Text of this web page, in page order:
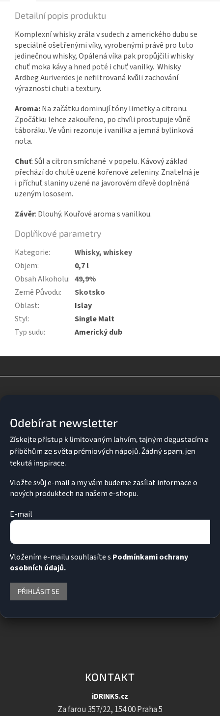
Detailní popis produktu
Komplexní whisky zrála v sudech z amerického dubu se
speciálně ošetřenými víky, vyrobenými právě pro tuto
jedinečnou whisky, Opálená víka pak propůjčili whisky
chuť moka kávy a hned poté i chuť vanilky. Whisky
Ardbeg Auriverdes je nefiltrovaná kvůli zachování
výraznosti chuti a textury.
Aroma:Na začátku dominují tóny limetky a citronu.
Zpočátku lehce zakouřeno, po chvíli prostupuje vůně
táboráku. Ve vůni rezonuje i vanilka a jemná bylinková
nota.
Chuť: Sůl a citron smíchané v popelu. Kávový základ
přechází do chutě uzené kořenové zeleniny. Znatelná je
i příchuť slaniny uzené na javorovém dřevě doplněná
uzeným lososem.
Závěr: Dlouhý. Kouřové aroma s vanilkou.
Doplňkové parametry
Kategorie:
Whisky, whiskey
Objem:
0,7 l
Obsah Alkoholu: 49,9%
Země Původu:
Skotsko
Oblast:
Islay
Styl:
Single Malt
Typ sudu: Americký dub
Odebírat newsletter
Vložte svůj e-mail a my vám budeme zasílat informace o
nových produktech na našem e-shopu.
E-mail
Vložením e-mailu souhlasíte s Podmínkami ochrany
osobních údajů.
PŘIHLÁSIT SE
KONTAKT
iDRINKS.cz
Za farou 357/22, 154 00 Praha 5